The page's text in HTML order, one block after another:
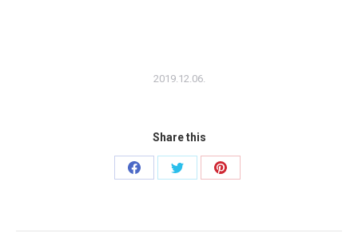
2019.12.06.
Share this
Share
Share
Share